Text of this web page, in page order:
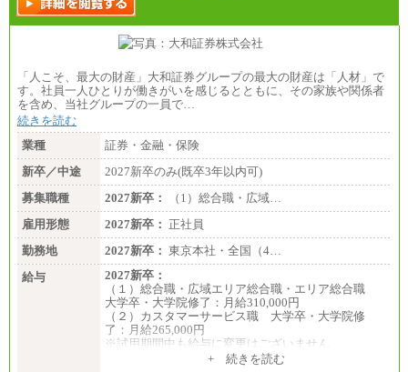
「人こそ、最大の財産」大和証券グループの最大の財産は「人材」で
す。社員一人ひとりが働きがいを感じるとともに、その家族や関係者
を含め、当社グループの一員で…
続きを読む
業種
証券・金融・保険
新卒／中途
2027新卒のみ(既卒3年以内可)
募集職種
2027新卒：
（1）総合職・広域…
雇用形態
2027新卒： 正社員
勤務地
2027新卒： 東京本社・全国（4…
給与
2027新卒：
（１）総合職・広域エリア総合職・エリア総合職
大学卒・大学院修了：月給310,000円
（２）カスタマーサービス職 大学卒・大学院修
了：月給265,000円
※試用期間中も給与に変更はございません
+ 続きを読む